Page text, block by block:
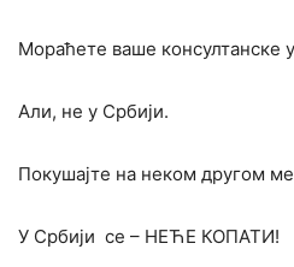
Мораћете ваше консултанске
Али, не у Србији.
Покушајте на неком другом
У Србији се – НЕЋЕ КОПАТИ!